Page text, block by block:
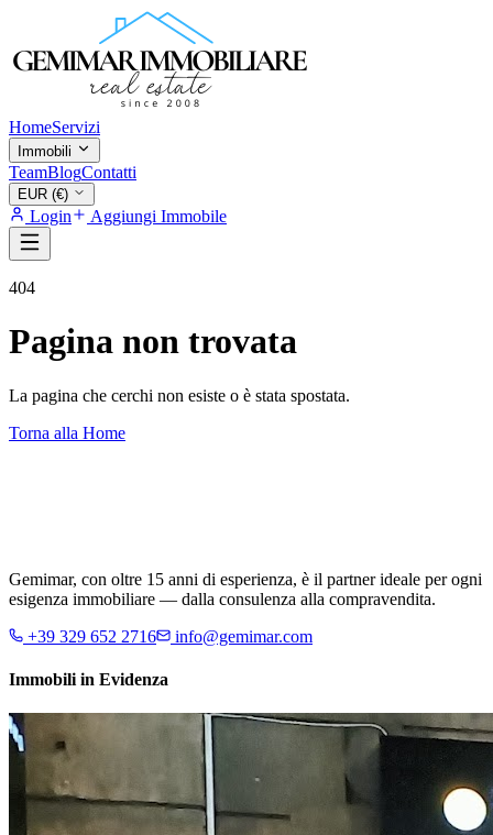
HomeServizi
Immobili
TeamBlogContatti
EUR (€)
Login Aggiungi Immobile
404
Pagina non trovata
La pagina che cerchi non esiste o è stata spostata.
Torna alla Home
Gemimar, con oltre 15 anni di esperienza, è il partner ideale per ogni
esigenza immobiliare — dalla consulenza alla compravendita.
+39 329 652 2716
info@gemimar.com
Immobili in Evidenza